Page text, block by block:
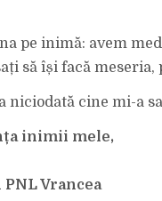
pe inimă: avem
să își facă meseria,
niciodată cine mi-a
inimii mele,
Vrancea